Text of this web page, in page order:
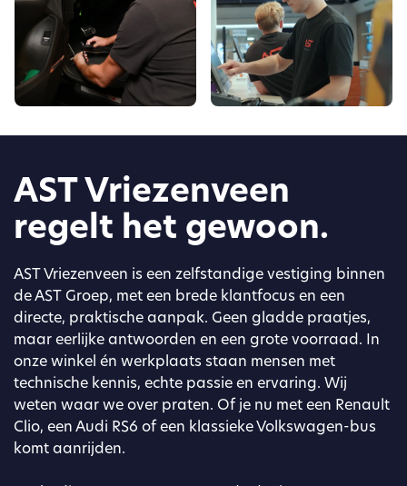
AST Vriezenveen
regelt het gewoon.
AST Vriezenveen is een zelfstandige vestiging binnen
de AST Groep, met een brede klantfocus en een
directe, praktische aanpak. Geen gladde praatjes,
maar eerlijke antwoorden en een grote voorraad. In
onze winkel én werkplaats staan mensen met
technische kennis, echte passie en ervaring. Wij
weten waar we over praten. Of je nu met een Renault
Clio, een Audi RS6 of een klassieke Volkswagen-bus
komt aanrijden.